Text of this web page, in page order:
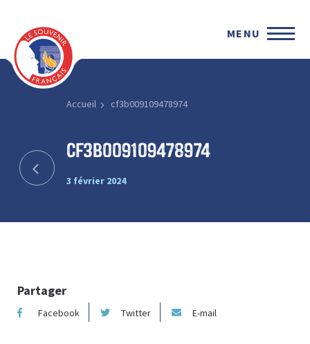
MENU
Accueil cf3b009109478974
cf3b009109478974
3 février 2024
Partager
Facebook Twitter E-mail